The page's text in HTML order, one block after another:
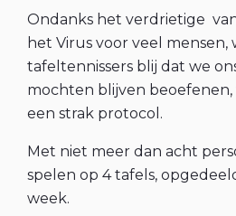
Ondanks het verdrietige
het Virus voor veel mensen,
tafeltennissers blij dat we
mochten blijven
een strak protocol.
Met niet meer dan acht
spelen op 4 tafels,
week.